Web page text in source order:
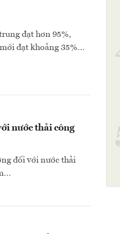
đạt hơn 95%,
đạt khoảng 35%...
nước thải công
đối với nước thải